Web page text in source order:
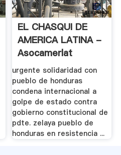
EL CHASQUI DE
AMERICA LATINA -
Asocamerlat
urgente solidaridad con
pueblo de honduras
condena internacional a
golpe de estado contra
gobierno constitucional de
pdte. zelaya pueblo de
honduras en resistencia ...